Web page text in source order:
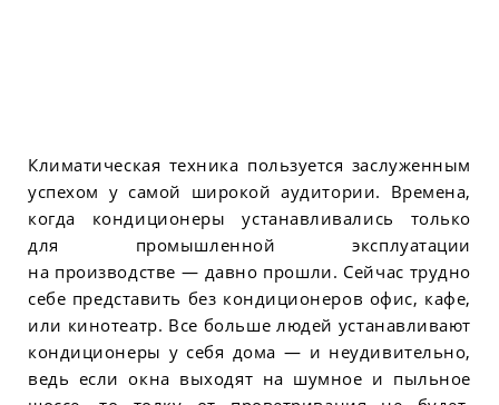
Климатическая техника пользуется заслуженным
успехом у самой широкой аудитории. Времена,
когда кондиционеры устанавливались только
для промышленной эксплуатации
на производстве — давно прошли. Сейчас трудно
себе представить без кондиционеров офис, кафе,
или кинотеатр. Все больше людей устанавливают
кондиционеры у себя дома — и неудивительно,
ведь если окна выходят на шумное и пыльное